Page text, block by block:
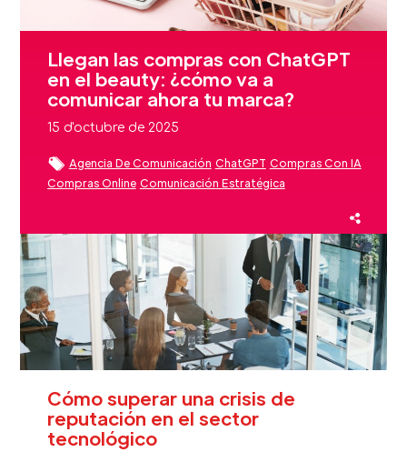
Llegan las compras con ChatGPT
en el beauty: ¿cómo va a
comunicar ahora tu marca?
15 d'octubre de 2025
Agencia De Comunicación ChatGPT Compras Con IA
Compras Online Comunicación Estratégica
Cómo superar una crisis de
reputación en el sector
tecnológico